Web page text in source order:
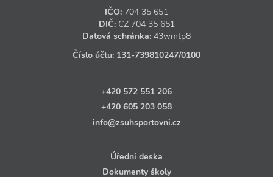
IČO: 704 35 651
DIČ: CZ 704 35 651
Datová schránka: 43wmtp8
Číslo účtu: 131‑739810247/0100
+420 572 551 206
+420 605 203 058
info@zsuhsportovni.cz
Úřední deska
Dokumenty školy